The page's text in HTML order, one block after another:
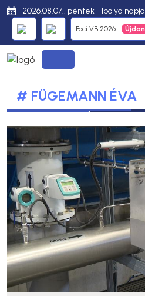
2026.08.07., péntek - Ibolya napja
Foci VB 2026
# FÜGEMANN ÉVA